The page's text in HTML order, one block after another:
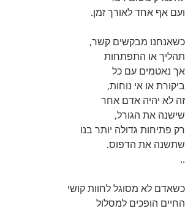
ועם אף אחד לאורך זמן.
כשאנחנו מבקשים קשר,
תהליך או התפתחות
אך נאטמים עם כל
ביקורת או אי נוחות,
זה לא יהיה אדם אחר
שישנה את הגורל,
רק פתיחות גדולה יותר בנו
שתשנה את הדפוס.
..
כשאדם לא מסוגל לחוות קושי
החיים הופכים למסלול